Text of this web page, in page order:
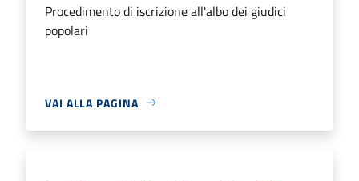
Procedimento di iscrizione all'albo dei giudici
popolari
VAI ALLA PAGINA